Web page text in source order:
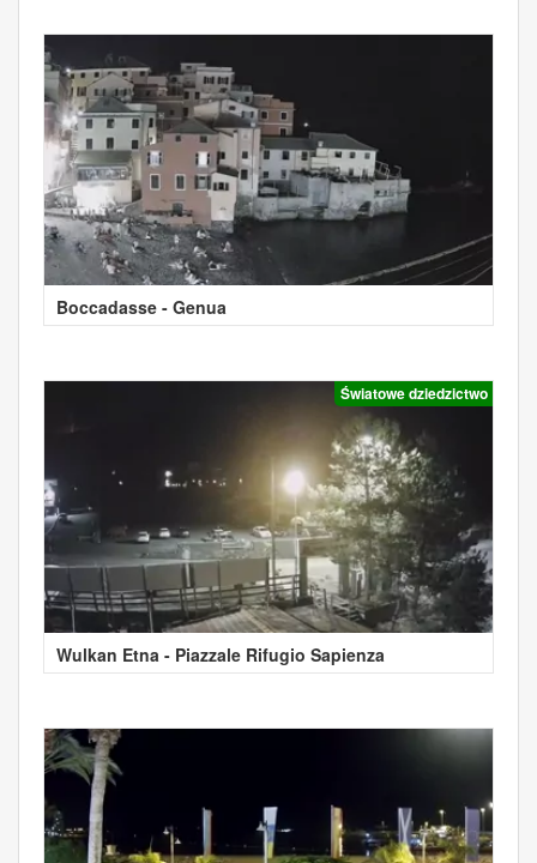
Boccadasse - Genua
Światowe dziedzictwo
Wulkan Etna - Piazzale Rifugio Sapienza